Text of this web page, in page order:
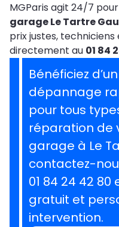
MGParis agit 24/7
garage Le Tartre
prix justes,
directement au 01 84
Bénéficiez
dépannage
pour tous
réparation de
garage à Le
contactez-
01 84 24 42
gratuit et
intervention.